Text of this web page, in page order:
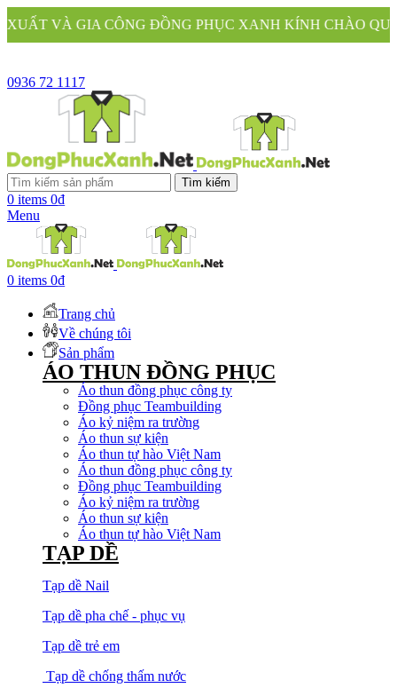
PHỤC XANH KÍNH CHÀO QUÝ KHÁCH
0936 72 1117
Tìm kiếm
0 items 0₫
Menu
0 items 0₫
Trang chủ
Về chúng tôi
Sản phẩm
ÁO THUN ĐỒNG PHỤC
Áo thun đồng phục công ty
Đồng phục Teambuilding
Áo kỷ niệm ra trường
Áo thun sự kiện
Áo thun tự hào Việt Nam
Áo thun đồng phục công ty
Đồng phục Teambuilding
Áo kỷ niệm ra trường
Áo thun sự kiện
Áo thun tự hào Việt Nam
TẠP DỀ
Tạp dề Nail
Tạp dề pha chế - phục vụ
Tạp dề trẻ em
Tạp dề chống thấm nước